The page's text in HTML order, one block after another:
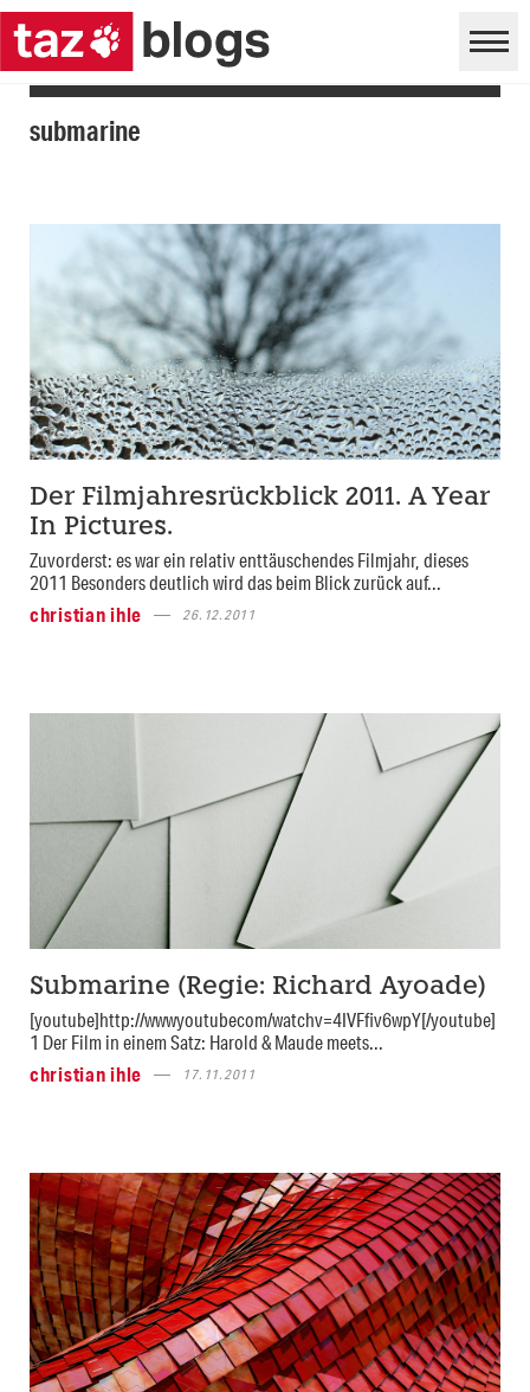
submarine
Der Filmjahresrückblick 2011. A Year
In Pictures.
Zuvorderst: es war ein relativ enttäuschendes Filmjahr, dieses
2011 Besonders deutlich wird das beim Blick zurück auf...
christian ihle
26.12.2011
Submarine (Regie: Richard Ayoade)
[youtube]http://wwwyoutubecom/watchv=4IVFfiv6wpY[/youtube]
1 Der Film in einem Satz: Harold & Maude meets...
christian ihle
17.11.2011